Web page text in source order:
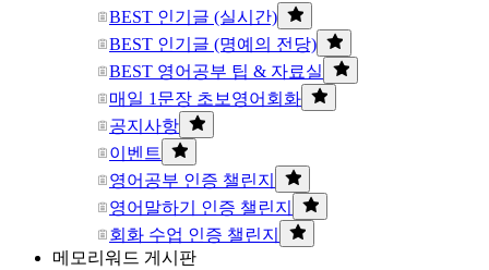
BEST 인기글 (실시간)
BEST 인기글 (명예의 전당)
BEST 영어공부 팁 & 자료실
매일 1문장 초보영어회화
공지사항
이벤트
영어공부 인증 챌린지
영어말하기 인증 챌린지
회화 수업 인증 챌린지
메모리워드 게시판